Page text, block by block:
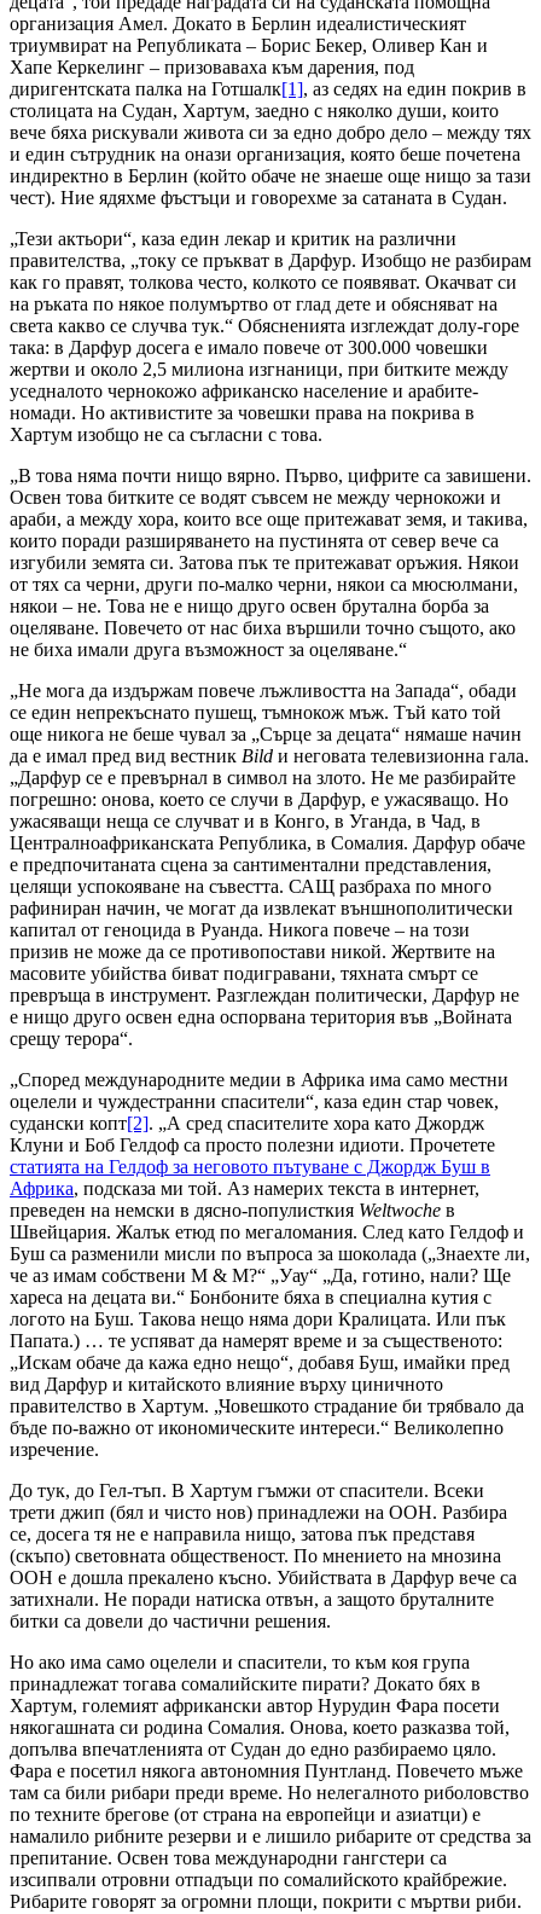
организация Амел. Докато в Берлин идеалистическият
триумвират на Републиката – Борис Бекер, Оливер Кан и
Хапе Керкелинг – призоваваха към дарения, под
диригентската палка на Готшалк[1], аз седях на един покрив в
столицата на Судан, Хартум, заедно с няколко души, които
вече бяха рискували живота си за едно добро дело – между тях
и един сътрудник на онази организация, която беше почетена
индиректно в Берлин (който обаче не знаеше още нищо за тази
чест). Ние ядяхме фъстъци и говорехме за сатаната в Судан.
„Тези актьори“, каза един лекар и критик на различни
правителства, „току се пръкват в Дарфур. Изобщо не разбирам
как го правят, толкова често, колкото се появяват. Окачват си
на ръката по някое полумъртво от глад дете и обясняват на
света какво се случва тук.“ Обясненията изглеждат долу-горе
така: в Дарфур досега е имало повече от 300.000 човешки
жертви и около 2,5 милиона изгнаници, при битките между
уседналото чернокожо африканско население и арабите-
номади. Но активистите за човешки права на покрива в
Хартум изобщо не са съгласни с това.
„В това няма почти нищо вярно. Първо, цифрите са завишени.
Освен това битките се водят съвсем не между чернокожи и
араби, а между хора, които все още притежават земя, и такива,
които поради разширяването на пустинята от север вече са
изгубили земята си. Затова пък те притежават оръжия. Някои
от тях са черни, други по-малко черни, някои са мюсюлмани,
някои – не. Това не е нищо друго освен брутална борба за
оцеляване. Повечето от нас биха вършили точно същото, ако
не биха имали друга възможност за оцеляване.“
„Не мога да издържам повече лъжливостта на Запада“, обади
се един непрекъснато пушещ, тъмнокож мъж. Тъй като той
още никога не беше чувал за „Сърце за децата“ нямаше начин
да е имал пред вид вестник Bild и неговата телевизионна гала.
„Дарфур се е превърнал в символ на злото. Не ме разбирайте
погрешно: онова, което се случи в Дарфур, е ужасяващо. Но
ужасяващи неща се случват и в Конго, в Уганда, в Чад, в
Централноафриканската Република, в Сомалия. Дарфур обаче
е предпочитаната сцена за сантиментални представления,
целящи успокояване на съвестта. САЩ разбраха по много
рафиниран начин, че могат да извлекат външнополитически
капитал от геноцида в Руанда. Никога повече – на този
призив не може да се противопостави никой. Жертвите на
масовите убийства биват подигравани, тяхната смърт се
превръща в инструмент. Разглеждан политически, Дарфур не
е нищо друго освен една оспорвана територия във „Войната
срещу терора“.
„Според международните медии в Африка има само местни
оцелели и чуждестранни спасители“, каза един стар човек,
судански копт[2]. „А сред спасителите хора като Джордж
Клуни и Боб Гелдоф са просто полезни идиоти. Прочетете
статията на Гелдоф за неговото пътуване с Джордж Буш в
Африка, подсказа ми той. Аз намерих текста в интернет,
преведен на немски в дясно-популисткия Weltwoche в
Швейцария. Жалък етюд по мегаломания. След като Гелдоф и
Буш са разменили мисли по въпроса за шоколада („Знаехте ли,
че аз имам собствени М & М?“ „Уау“ „Да, готино, нали? Ще
хареса на децата ви.“ Бонбоните бяха в специална кутия с
логото на Буш. Такова нещо няма дори Кралицата. Или пък
Папата.) … те успяват да намерят време и за същественото:
„Искам обаче да кажа едно нещо“, добавя Буш, имайки пред
вид Дарфур и китайското влияние върху циничното
правителство в Хартум. „Човешкото страдание би трябвало да
бъде по-важно от икономическите интереси.“ Великолепно
изречение.
До тук, до Гел-тъп. В Хартум гъмжи от спасители. Всеки
трети джип (бял и чисто нов) принадлежи на ООН. Разбира
се, досега тя не е направила нищо, затова пък представя
(скъпо) световната общественост. По мнението на мнозина
ООН е дошла прекалено късно. Убийствата в Дарфур вече са
затихнали. Не поради натиска отвън, а защото бруталните
битки са довели до частични решения.
Но ако има само оцелели и спасители, то към коя група
принадлежат тогава сомалийските пирати? Докато бях в
Хартум, големият африкански автор Нурудин Фара посети
някогашната си родина Сомалия. Онова, което разказва той,
допълва впечатленията от Судан до едно разбираемо цяло.
Фара е посетил някога автономния Пунтланд. Повечето мъже
там са били рибари преди време. Но нелегалното риболовство
по техните брегове (от страна на европейци и азиатци) е
намалило рибните резерви и е лишило рибарите от средства за
препитание. Освен това международни гангстери са
изсипвали отровни отпадъци по сомалийското крайбрежие.
Рибарите говорят за огромни площи, покрити с мъртви риби.